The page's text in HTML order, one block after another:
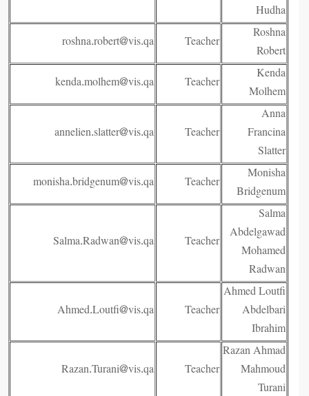
Hudha
Roshna
Robert
Teacher
roshna.robert@vis.qa
Kenda
Molhem
Teacher
kenda.molhem@vis.qa
Anna
Francina
Slatter
Teacher
annelien.slatter@vis.qa
Monisha
Bridgenum
Teacher
monisha.bridgenum@vis.qa
Salma
Abdelgawad
Mohamed
Radwan
Teacher
Salma.Radwan@vis.qa
Ahmed Loutfi
Abdelbari
Ibrahim
Teacher
Ahmed.Loutfi@vis.qa
Razan Ahmad
Mahmoud
Turani
Teacher
Razan.Turani@vis.qa